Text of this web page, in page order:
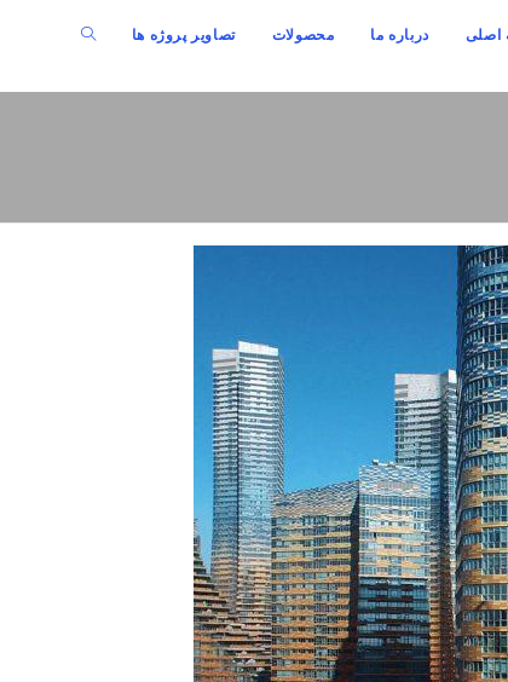
اصلی درباره ما محصولات تصاویر پروژه ها